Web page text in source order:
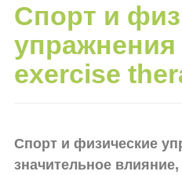
Спорт и
упражнения
exercise
Спорт и физические
значительное